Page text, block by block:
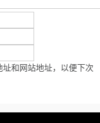
和网站地址，以便下次